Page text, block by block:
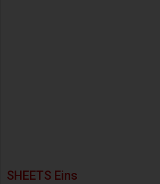
SHEETS Eins